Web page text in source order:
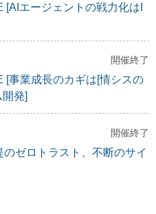
[AIエージェントの戦力化はI
開催終了
[事業成長のカギは[情シスの
発]
開催終了
のゼロトラスト、不断のサイ